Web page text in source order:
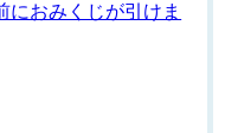
おみくじが引けま